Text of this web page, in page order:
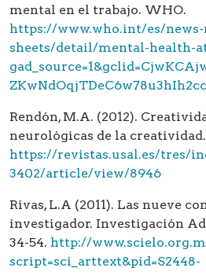
mental en el trabajo. WHO.
https://www.who.int/es/
sheets/detail/mental-health-
Rendón, M.A. (2012).
neurológicas de la creatividad.
https://revistas.usal.es/tres/
3402/article/view/8946
Rivas, L.A (2011). Las nueve
investigador. Investigación
34-54. http://
script=sci_arttext&pid=S2448-